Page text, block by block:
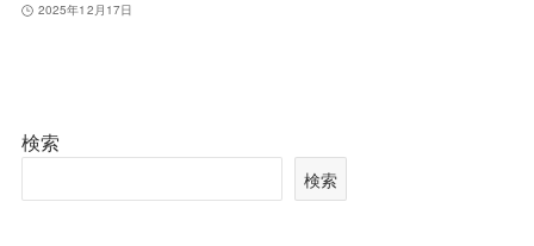
2025年12月17日
検索
検索